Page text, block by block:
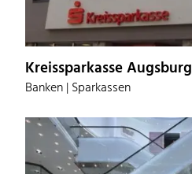
Kreissparkasse Augsburg
Banken | Sparkassen